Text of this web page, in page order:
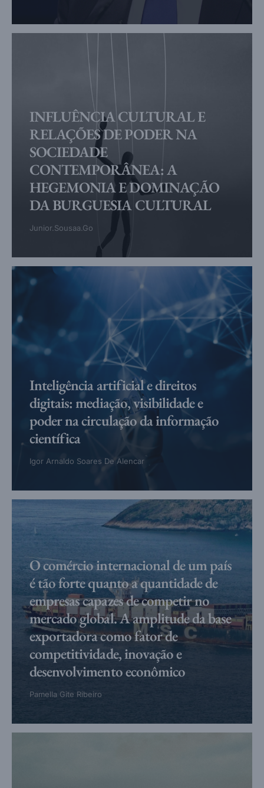
INFLUÊNCIA CULTURAL E
RELAÇÕES DE PODER NA
SOCIEDADE
CONTEMPORÂNEA: A
HEGEMONIA E DOMINAÇÃO
DA BURGUESIA CULTURAL
Junior.sousaa.go
Inteligência artificial e direitos
digitais: mediação, visibilidade e
poder na circulação da informação
científica
Igor Arnaldo Soares De Alencar
O comércio internacional de um país
é tão forte quanto a quantidade de
empresas capazes de competir no
mercado global. A amplitude da base
exportadora como fator de
competitividade, inovação e
desenvolvimento econômico
Pamella Gite Ribeiro